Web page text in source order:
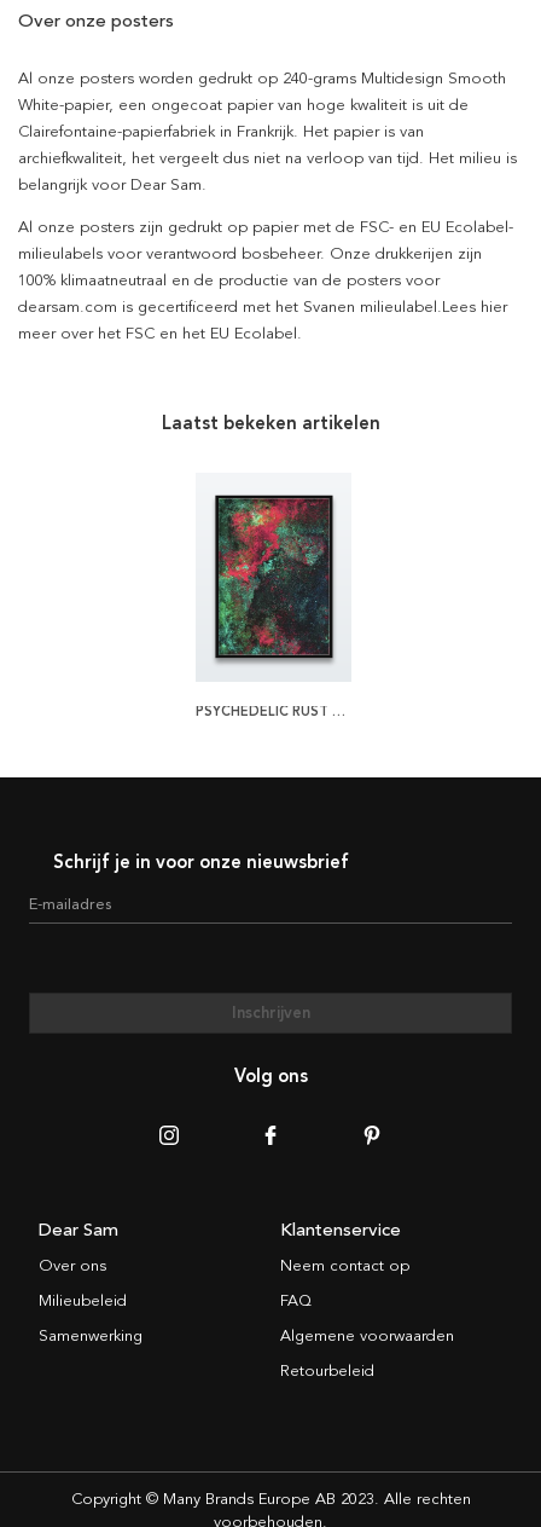
Over onze posters
Al onze posters worden gedrukt op 240-grams Multidesign Smooth
White-papier, een ongecoat papier van hoge kwaliteit is uit de
Clairefontaine-papierfabriek in Frankrijk. Het papier is van
archiefkwaliteit, het vergeelt dus niet na verloop van tijd. Het milieu is
belangrijk voor Dear Sam.
Al onze posters zijn gedrukt op papier met de FSC- en EU Ecolabel-
milieulabels voor verantwoord bosbeheer. Onze drukkerijen zijn
100% klimaatneutraal en de productie van de posters voor
dearsam.com is gecertificeerd met het Svanen milieulabel.Lees hier
meer over het FSC en het EU Ecolabel.
Laatst bekeken artikelen
PSYCHEDELIC RUST POSTER
Schrijf je in voor onze nieuwsbrief
E-mailadres
Inschrijven
Volg ons
Dear Sam
Over ons
Milieubeleid
Samenwerking
Klantenservice
Neem contact op
FAQ
Algemene voorwaarden
Retourbeleid
Copyright © Many Brands Europe AB 2023. Alle rechten
voorbehouden.